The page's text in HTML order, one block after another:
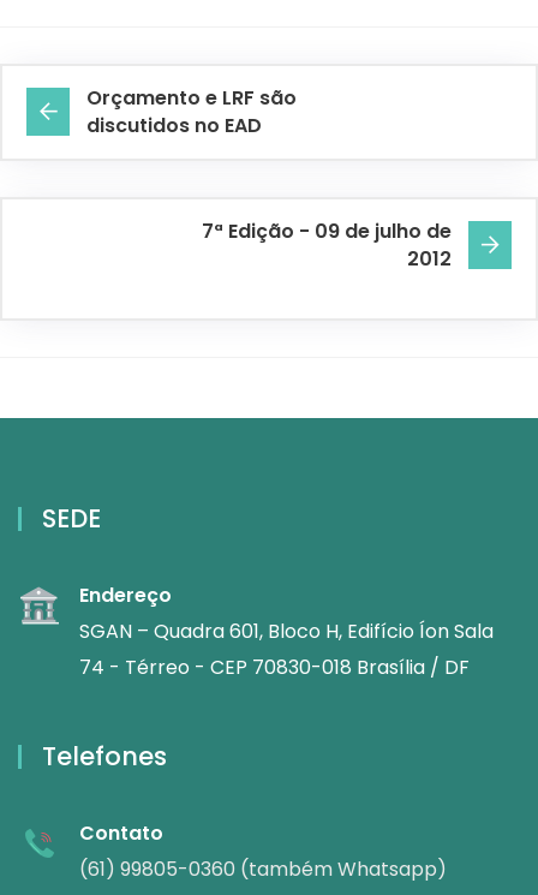
Orçamento e LRF são
discutidos no EAD
7ª Edição - 09 de julho de
2012
SEDE
Endereço
SGAN – Quadra 601, Bloco H, Edifício Íon Sala
74 - Térreo - CEP 70830-018 Brasília / DF
Telefones
Contato
(61) 99805-0360 (também Whatsapp)